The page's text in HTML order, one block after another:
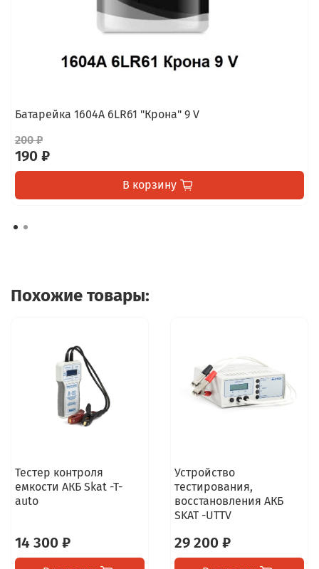
Батарейка 1604A 6LR61 "Крона" 9 V
200 ₽
190 ₽
В корзину
Похожие товары:
Тестер контроля
емкости АКБ Skat -T-
auto
14 300 ₽
Устройство
тестирования,
восстановления АКБ
SKAT -UTTV
29 200 ₽